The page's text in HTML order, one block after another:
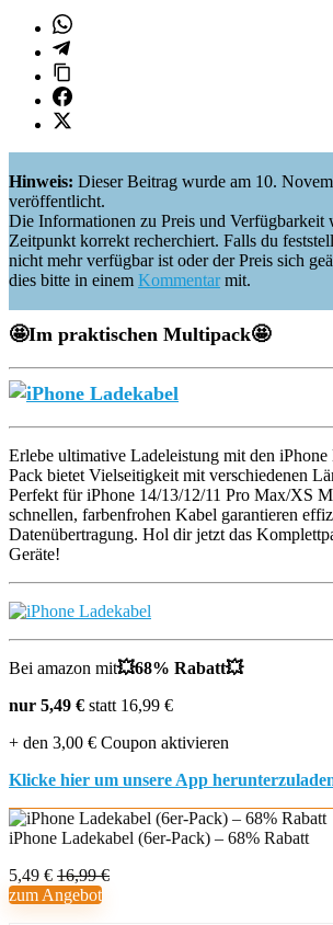
Hinweis: Dieser Beitrag wurde am 10.
veröffentlicht.
Die Informationen zu Preis und Verfügbarkeit
Zeitpunkt korrekt recherchiert. Falls du
nicht mehr verfügbar ist oder der Preis sich
dies bitte in einem Kommentarmit.
🤩Im praktischen Multipack🤩
Erlebe ultimative Ladeleistung mit den
Pack bietet Vielseitigkeit mit verschiedenen
Perfekt für iPhone 14/13/12/11 Pro Max/XS
schnellen, farbenfrohen Kabel garantieren
Datenübertragung. Hol dir jetzt das
Geräte!
Bei amazon mit💥68% Rabatt💥
nur 5,49 € statt 16,99 €
+ den 3,00 € Coupon aktivieren
Klicke hier um unsere App
iPhone Ladekabel (6er-Pack) – 68% Rabatt
5,49 € 16,99 €
zum Angebot